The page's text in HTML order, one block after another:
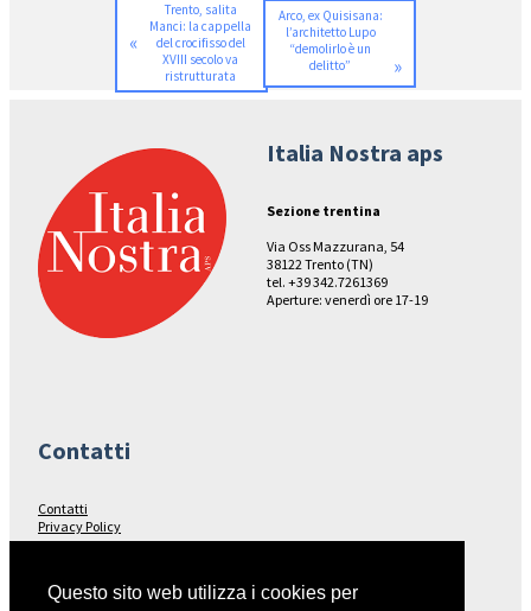
«
Trento, salita
Manci: la cappella
del crocifisso del
XVIII secolo va
ristrutturata
Arco, ex Quisisana:
l’architetto Lupo
“demolirlo è un
delitto”
»
Italia Nostra aps
Sezione trentina
Via Oss Mazzurana, 54
38122 Trento (TN)
tel. +39 342.7261369
Aperture: venerdì ore 17-19
Contatti
Contatti
Privacy Policy
Seguici su…
Questo sito web utilizza i cookies per